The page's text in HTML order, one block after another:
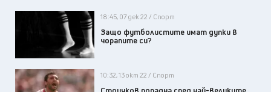
18:45, 07 дек 22 / Спорт
Защо футболистите имат дупки в
чорапите си?
10:32, 13 окт 22 / Спорт